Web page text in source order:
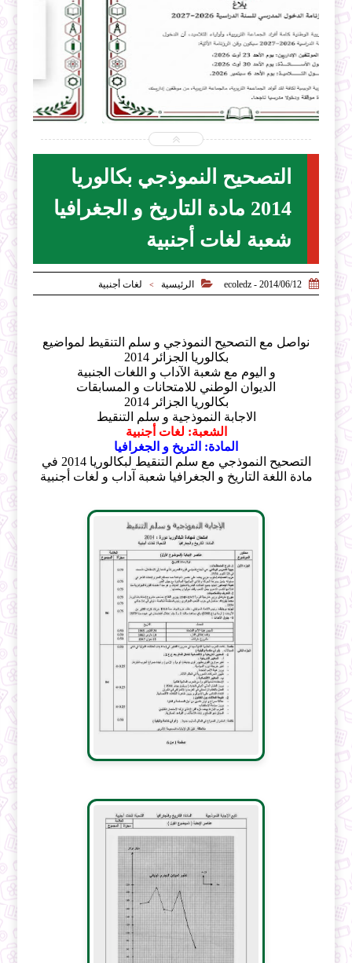
2026-07-31
ecoledz.net
شاهد الموضوع
التصحيح النموذجي بكالوريا
2014 مادة التاريخ و الجغرافيا
شعبة لغات أجنبية

2014/06/12 - ecoledz
 الرئيسية > لغات أجنبية
نواصل مع التصحيح النموذجي و سلم التنقيط لمواضيع
بكالوريا الجزائر 2014
و اليوم مع شعبة الآداب و اللغات الجنبية
الديوان الوطني للامتحانات و المسابقات
بكالوريا الجزائر 2014
الاجابة النموذجية و سلم التنقيط
الشعبة: لغات أجنبية
المادة: التريخ و الجغرافيا
التصحيح النموذجي مع سلم التنقيط لبكالوريا 2014 في
مادة اللغة التاريخ و الجغرافيا شعبة آداب و لغات أجنبية